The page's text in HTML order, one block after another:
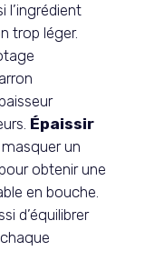
l’ingrédient
trop léger.
Épaissir
un
obtenir une
en bouche.
d’équilibrer